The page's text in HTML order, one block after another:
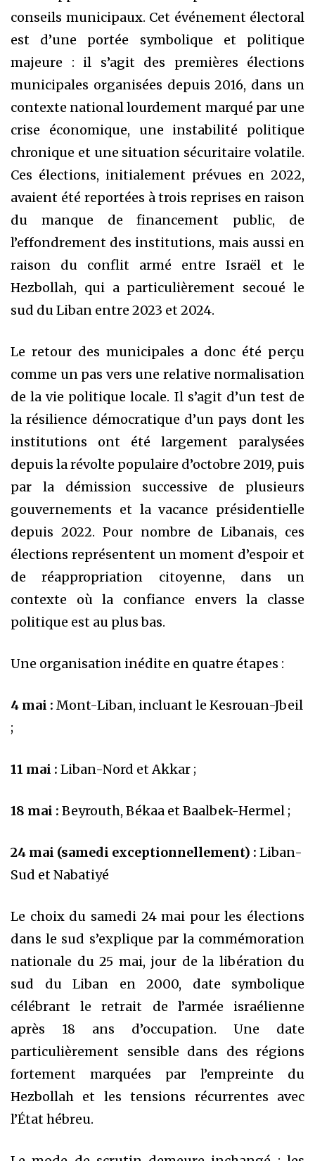
conseils municipaux. Cet événement électoral
est d’une portée symbolique et politique
majeure : il s’agit des premières élections
municipales organisées depuis 2016, dans un
contexte national lourdement marqué par une
crise économique, une instabilité politique
chronique et une situation sécuritaire volatile.
Ces élections, initialement prévues en 2022,
avaient été reportées à trois reprises en raison
du manque de financement public, de
l’effondrement des institutions, mais aussi en
raison du conflit armé entre Israël et le
Hezbollah, qui a particulièrement secoué le
sud du Liban entre 2023 et 2024.
Le retour des municipales a donc été perçu
comme un pas vers une relative normalisation
de la vie politique locale. Il s’agit d’un test de
la résilience démocratique d’un pays dont les
institutions ont été largement paralysées
depuis la révolte populaire d’octobre 2019, puis
par la démission successive de plusieurs
gouvernements et la vacance présidentielle
depuis 2022. Pour nombre de Libanais, ces
élections représentent un moment d’espoir et
de réappropriation citoyenne, dans un
contexte où la confiance envers la classe
politique est au plus bas.
Une organisation inédite en quatre étapes :
4 mai : Mont-Liban, incluant le Kesrouan-Jbeil
;
11 mai : Liban-Nord et Akkar ;
18 mai : Beyrouth, Békaa et Baalbek-Hermel ;
24 mai (samedi exceptionnellement) : Liban-
Sud et Nabatiyé
Le choix du samedi 24 mai pour les élections
dans le sud s’explique par la commémoration
nationale du 25 mai, jour de la libération du
sud du Liban en 2000, date symbolique
célébrant le retrait de l’armée israélienne
après 18 ans d’occupation. Une date
particulièrement sensible dans des régions
fortement marquées par l’empreinte du
Hezbollah et les tensions récurrentes avec
l’État hébreu.